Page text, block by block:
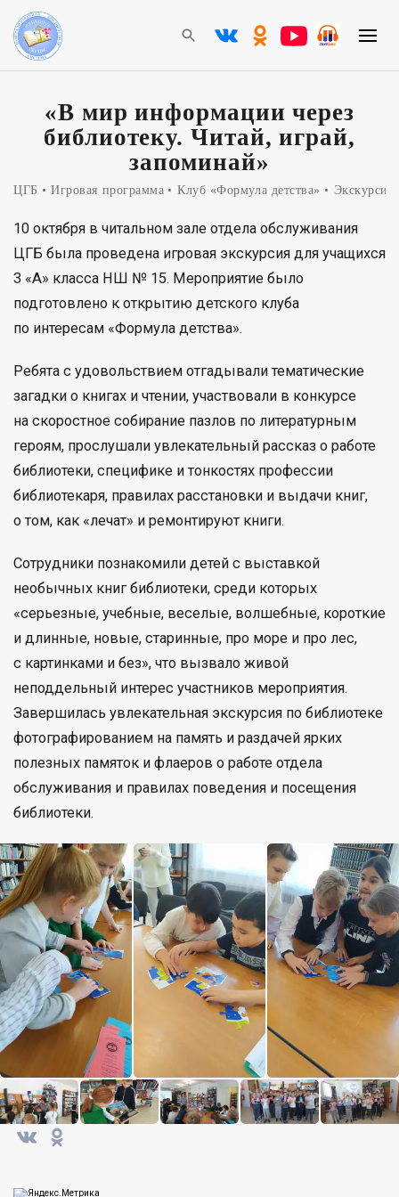
«В мир информации через
библиотеку. Читай, играй,
запоминай»
ЦГБ Игровая программа Клуб «Формула детства» Экскурсия
10 октября в читальном зале отдела обслуживания
ЦГБ была проведена игровая экскурсия для учащихся
3 «А» класса НШ № 15. Мероприятие было
подготовлено к открытию детского клуба
по интересам «Формула детства».
Ребята с удовольствием отгадывали тематические
загадки о книгах и чтении, участвовали в конкурсе
на скоростное собирание пазлов по литературным
героям, прослушали увлекательный рассказ о работе
библиотеки, специфике и тонкостях профессии
библиотекаря, правилах расстановки и выдачи книг,
о том, как «лечат» и ремонтируют книги.
Сотрудники познакомили детей с выставкой
необычных книг библиотеки, среди которых
«серьезные, учебные, веселые, волшебные, короткие
и длинные, новые, старинные, про море и про лес,
с картинками и без», что вызвало живой
неподдельный интерес участников мероприятия.
Завершилась увлекательная экскурсия по библиотеке
фотографированием на память и раздачей ярких
полезных памяток и флаеров о работе отдела
обслуживания и правилах поведения и посещения
библиотеки.